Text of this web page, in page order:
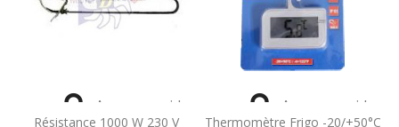
Résistance 1000 W 230 V
 Aperçu rapide
Thermomètre Frigo -20/+50°C
 Aperçu rapide